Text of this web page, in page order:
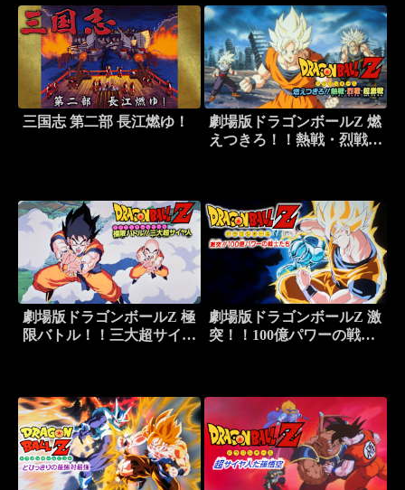
三国志 第二部 長江燃ゆ！
劇場版ドラゴンボールZ 燃
えつきろ！！熱戦・烈戦・
劇場版ドラゴンボールZ 極
限バトル！！三大超サイヤ
劇場版ドラゴンボールZ 激
突！！100億パワーの戦士